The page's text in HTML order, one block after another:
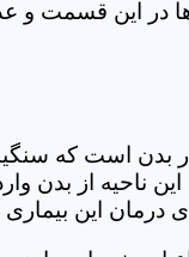
در این قسمت و
است که
ناحیه از بدن
درمان این